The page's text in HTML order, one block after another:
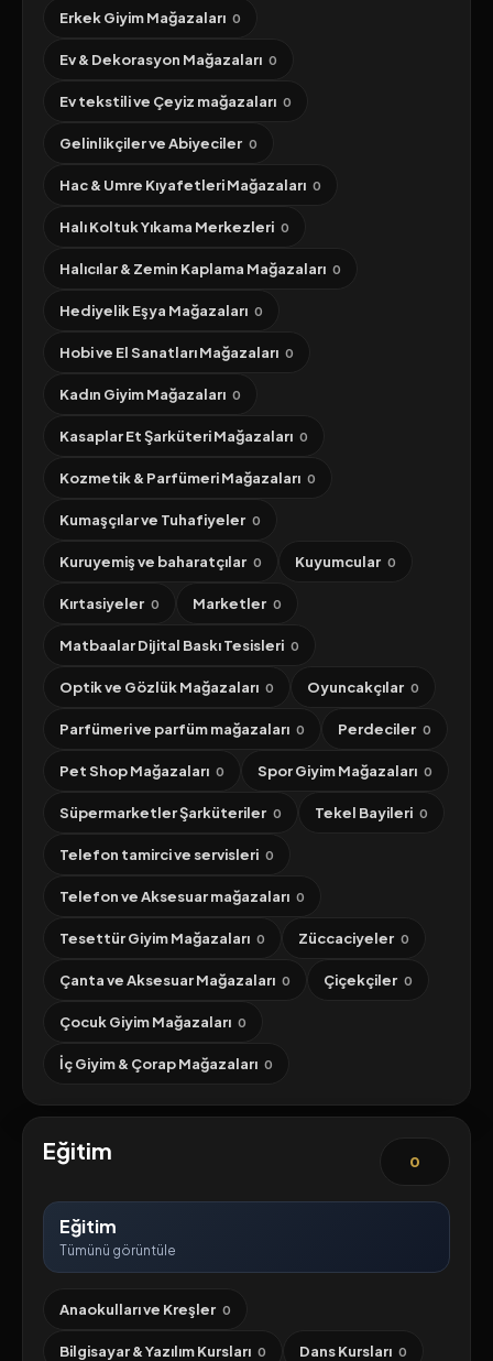
Erkek Giyim Mağazaları 0
Ev & Dekorasyon Mağazaları 0
Ev tekstili ve Çeyiz mağazaları 0
Gelinlikçiler ve Abiyeciler 0
Hac & Umre Kıyafetleri Mağazaları 0
Halı Koltuk Yıkama Merkezleri 0
Halıcılar & Zemin Kaplama Mağazaları 0
Hediyelik Eşya Mağazaları 0
Hobi ve El Sanatları Mağazaları 0
Kadın Giyim Mağazaları 0
Kasaplar Et Şarküteri Mağazaları 0
Kozmetik & Parfümeri Mağazaları 0
Kumaşçılar ve Tuhafiyeler 0
Kuruyemiş ve baharatçılar 0 Kuyumcular 0
Kırtasiyeler 0 Marketler 0
Matbaalar Dijital Baskı Tesisleri 0
Optik ve Gözlük Mağazaları 0 Oyuncakçılar 0
Parfümeri ve parfüm mağazaları 0 Perdeciler 0
Pet Shop Mağazaları 0 Spor Giyim Mağazaları 0
Süpermarketler Şarküteriler 0 Tekel Bayileri 0
Telefon tamirci ve servisleri 0
Telefon ve Aksesuar mağazaları 0
Tesettür Giyim Mağazaları 0 Züccaciyeler 0
Çanta ve Aksesuar Mağazaları 0 Çiçekçiler 0
Çocuk Giyim Mağazaları 0
İç Giyim & Çorap Mağazaları 0
Eğitim 0
Eğitim
Tümünü görüntüle
Anaokulları ve Kreşler 0
Bilgisayar & Yazılım Kursları 0 Dans Kursları 0